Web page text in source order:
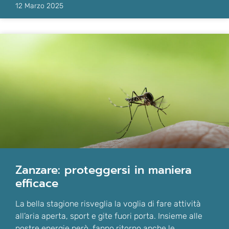
12 Marzo 2025
zanzare: proteggersi in maniera
efficace
La bella stagione risveglia la voglia di fare attività
all’aria aperta, sport e gite fuori porta. Insieme alle